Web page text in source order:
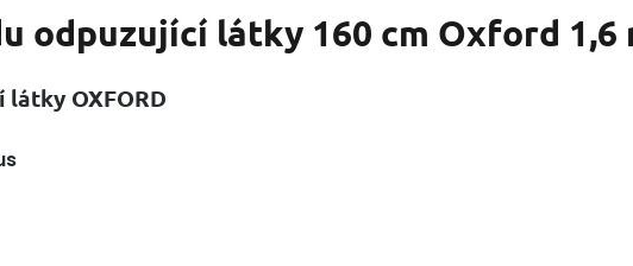
odpuzující látky 160 cm Oxford 1,6
OXFORD